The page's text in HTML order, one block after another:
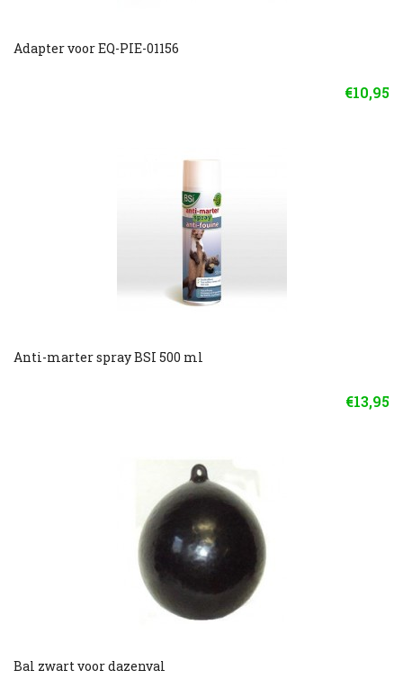
Adapter voor EQ-PIE-01156
€10,95
Anti-marter spray BSI 500 ml
€13,95
Bal zwart voor dazenval